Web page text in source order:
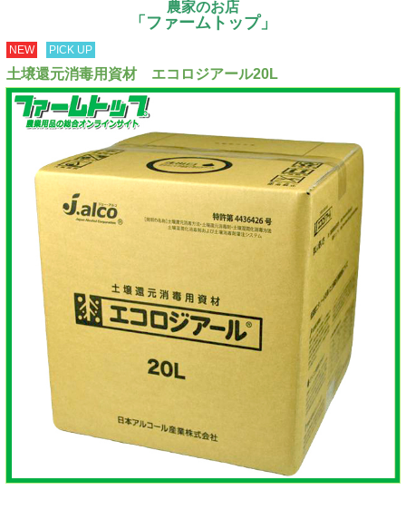
農家のお店
「ファームトップ」
NEW PICK UP
土壌還元消毒用資材 エコロジアール20L